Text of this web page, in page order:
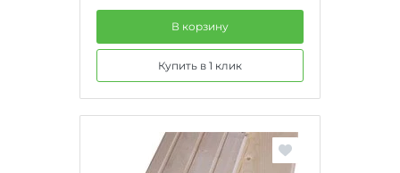
В корзину
Купить в 1 клик